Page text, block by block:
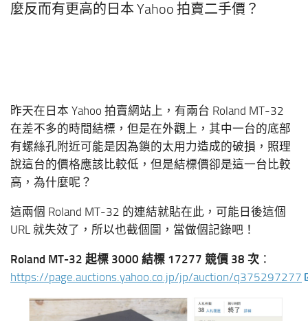
麼反而有更高的日本 Yahoo 拍賣二手價？
昨天在日本 Yahoo 拍賣網站上，有兩台 Roland MT-32
在差不多的時間結標，但是在外觀上，其中一台的底部
有螺絲孔附近可能是因為鎖的太用力造成的破損，照理
說這台的價格應該比較低，但是結標價卻是這一台比較
高，為什麼呢？
這兩個 Roland MT-32 的連結就貼在此，可能日後這個
URL 就失效了，所以也截個圖，當做個記錄吧！
Roland MT-32 起標 3000 結標 17277 競價 38 次 ：
https://page.auctions.yahoo.co.jp/jp/auction/q375297277